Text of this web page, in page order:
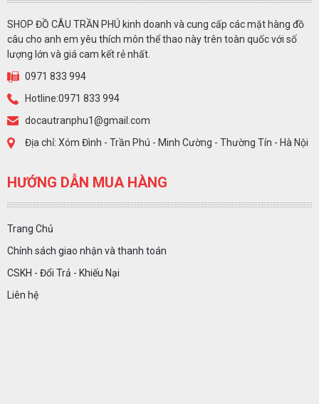
SHOP ĐỒ CÂU TRẦN PHÚ kinh doanh và cung cấp các mặt hàng đồ
câu cho anh em yêu thích môn thể thao này trên toàn quốc với số
lượng lớn và giá cam kết rẻ nhất.
0971 833 994
Hotline:0971 833 994
docautranphu1@gmail.com
Địa chỉ: Xóm Đình - Trần Phú - Minh Cường - Thường Tín - Hà Nội
HƯỚNG DẪN MUA HÀNG
Trang Chủ
Chính sách giao nhận và thanh toán
CSKH - Đổi Trả - Khiếu Nại
Liên hệ